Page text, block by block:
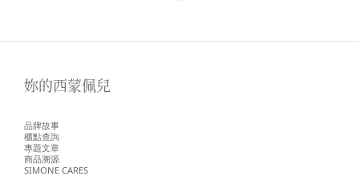
妳的西蒙佩兒
品牌故事
櫃點查詢
專題文章
商品溯源
SIMONE CARES